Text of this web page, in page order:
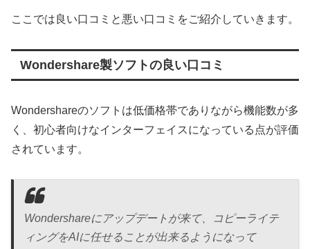
ここでは良い口コミと悪い口コミをご紹介していきます。
Wondershare製ソフトの良い口コミ
Wondershareのソフトは低価格帯でありながら機能数が多
く、初心者向けなインターフェイスになっている点が評価
されています。
Wondershareにアップデートが来て、コピーライテ
ィングをAIに任せることが出来るようになって